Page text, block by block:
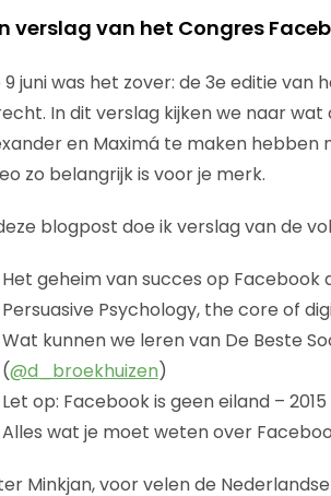
verslag van het Congres
9 juni was het zover: de 3e editie
In dit verslag kijken we naar
en Maximá te maken
zo belangrijk is voor je merk.
blogpost doe ik verslag van de
Het geheim van succes op Facebook
Persuasive Psychology, the core of
Wat kunnen we leren van De Beste
(@d_broekhuizen)
Let op: Facebook is geen eiland –
Alles wat je moet weten over
Minkjan, voor velen de Nederlandse